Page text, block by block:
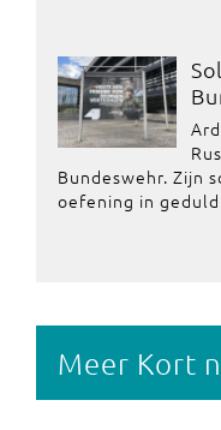
Bundeswehr. Zijn
oefening in
Meer Kort